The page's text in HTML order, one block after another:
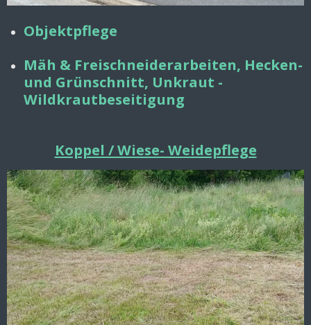
Objektpflege
Mäh & Freischneiderarbeiten, Hecken-
und Grünschnitt, Unkraut -
Wildkrautbeseitigung
Koppel / Wiese- Weidepflege